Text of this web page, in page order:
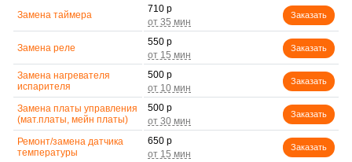
Замена таймера
710 р
Заказать
Замена реле
550 р
Заказать
Замена нагревателя
испарителя
500 р
Заказать
Замена платы управления
(мат.платы, мейн платы)
500 р
Заказать
Ремонт/замена датчика
температуры
650 р
Заказать